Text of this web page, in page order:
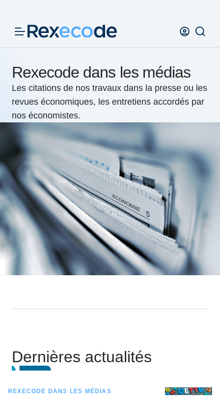
Rexecode dans les médias
Les citations de nos travaux dans la presse ou les
revues économiques, les entretiens accordés par
nos économistes.
Dernières actualités
REXECODE DANS LES MÉDIAS